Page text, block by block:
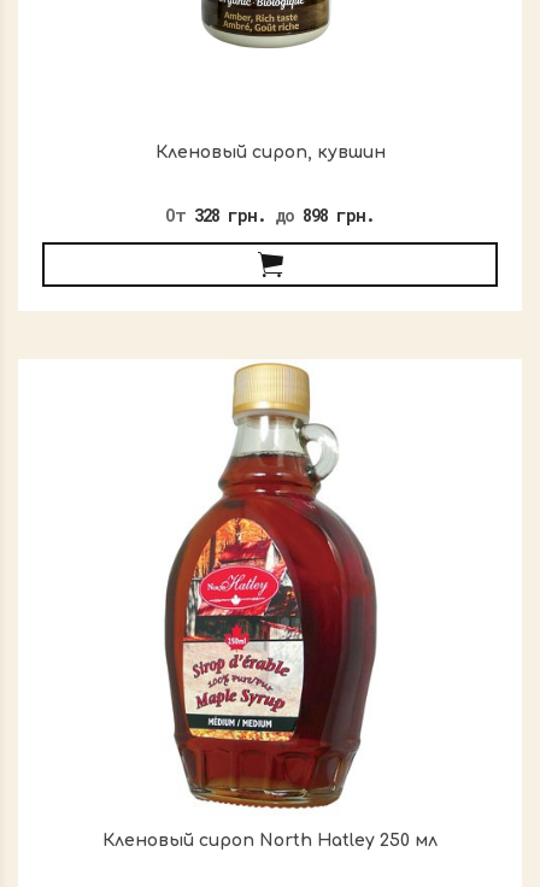
Кленовый сироп, кувшин
От 328 грн. до 898 грн.
Кленовый сироп North Hatley 250 мл